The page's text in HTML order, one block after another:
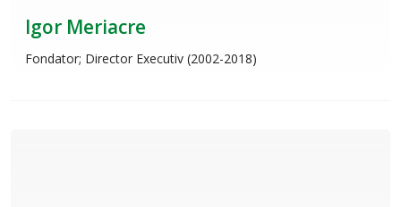
Igor Meriacre
Fondator; Director Executiv (2002-2018)